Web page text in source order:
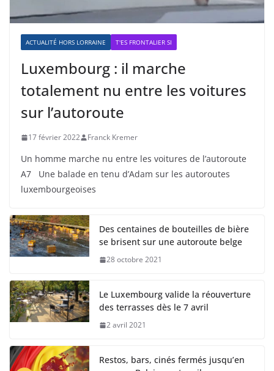
ACTUALITÉ HORS LORRAINE T'ES FRONTALIER SI
Luxembourg : il marche
totalement nu entre les voitures
sur l’autoroute
17 février 2022 Franck Kremer
Un homme marche nu entre les voitures de l’autoroute
A7 Une balade en tenu d’Adam sur les autoroutes
luxembourgeoises
Des centaines de bouteilles de bière
se brisent sur une autoroute belge
28 octobre 2021
Le Luxembourg valide la réouverture
des terrasses dès le 7 avril
2 avril 2021
Restos, bars, cinés fermés jusqu’en